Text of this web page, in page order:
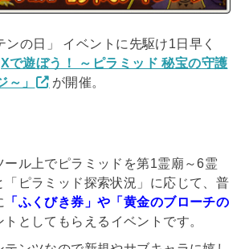
ンの日」 イベントに先駆け1日早く
で遊ぼう！ ～ピラミッド 秘宝の守護
～」
が開催。
ール上でピラミッドを第1霊廟～6霊
「ピラミッド探索状況」に応じて、普
「ふくびき券」や「黄金のブローチの
トとしてもらえるイベントです。